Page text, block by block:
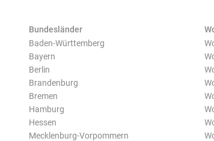
Bundesländer
Baden-Württemberg
Bayern
Berlin
Brandenburg
Bremen
Hamburg
Hessen
Mecklenburg-Vorpommern